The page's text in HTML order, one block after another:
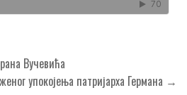
Вучевића
упокојења патријарха Германа →